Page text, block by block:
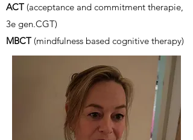
ACT (acceptance and commitment therapie,
3e gen.CGT)
MBCT (mindfulness based cognitive therapy)